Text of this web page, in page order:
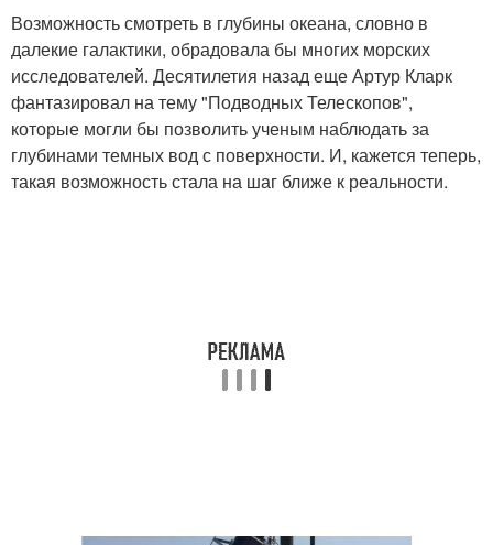
Возможность смотреть в глубины океана, словно в
далекие галактики, обрадовала бы многих морских
исследователей. Десятилетия назад еще Артур Кларк
фантазировал на тему "Подводных Телескопов",
которые могли бы позволить ученым наблюдать за
глубинами темных вод с поверхности. И, кажется теперь,
такая возможность стала на шаг ближе к реальности.